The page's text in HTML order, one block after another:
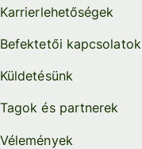
Karrierlehetőségek
Befektetői kapcsolatok
Küldetésünk
Tagok és partnerek
Vélemények